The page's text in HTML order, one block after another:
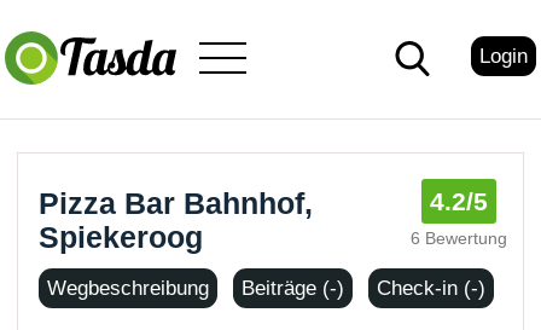
Login
Pizza Bar Bahnhof,
Spiekeroog
4.2/5
6 Bewertung
Wegbeschreibung Beiträge (-) Check-in (-)